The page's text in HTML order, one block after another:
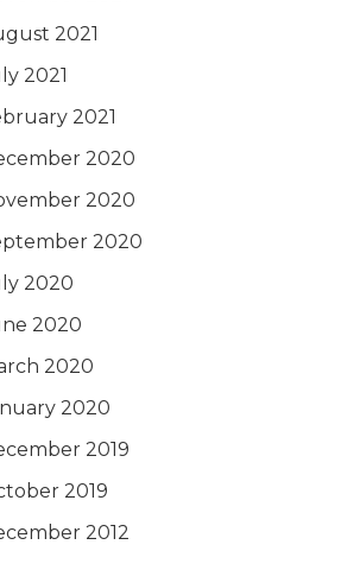
2021
2021
2021
2020
2020
2020
2020
2020
2020
2020
2019
2019
2012